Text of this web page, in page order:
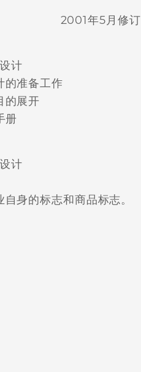
2001年5月修订
计
准备工作
展开
册
计
身的标志和商品标志。